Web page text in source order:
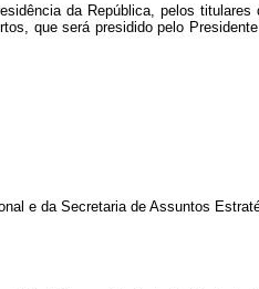
da República, pelos
que será presidido pelo
e da Secretaria de Assuntos